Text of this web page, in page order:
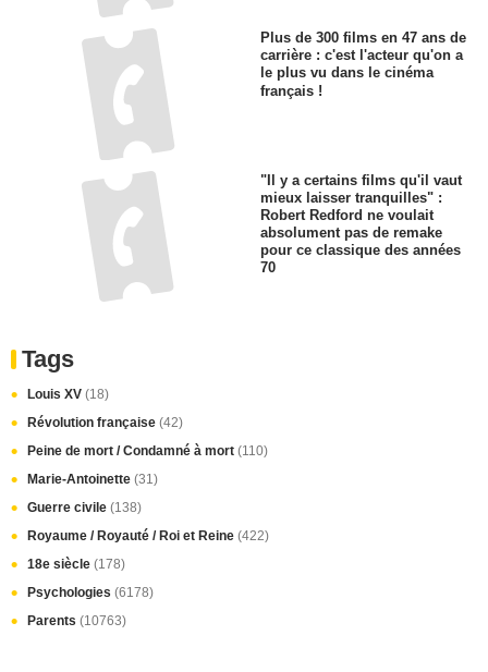
Plus de 300 films en 47 ans de
carrière : c'est l'acteur qu'on a
le plus vu dans le cinéma
français !
"Il y a certains films qu'il vaut
mieux laisser tranquilles" :
Robert Redford ne voulait
absolument pas de remake
pour ce classique des années
70
Tags
Louis XV (18)
Révolution française (42)
Peine de mort / Condamné à mort (110)
Marie-Antoinette (31)
Guerre civile (138)
Royaume / Royauté / Roi et Reine (422)
18e siècle (178)
Psychologies (6178)
Parents (10763)